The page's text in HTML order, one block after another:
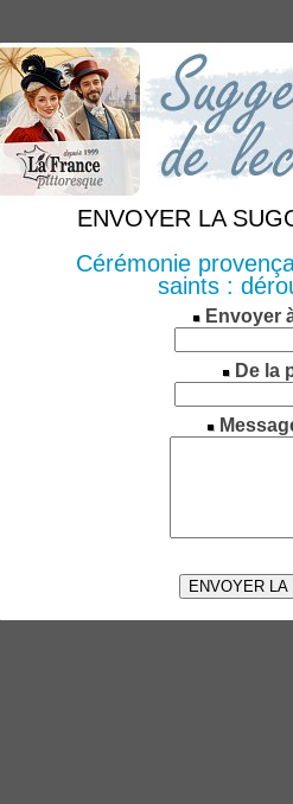
ENVOYER LA
Cérémonie
saints :
Envoyer
De la